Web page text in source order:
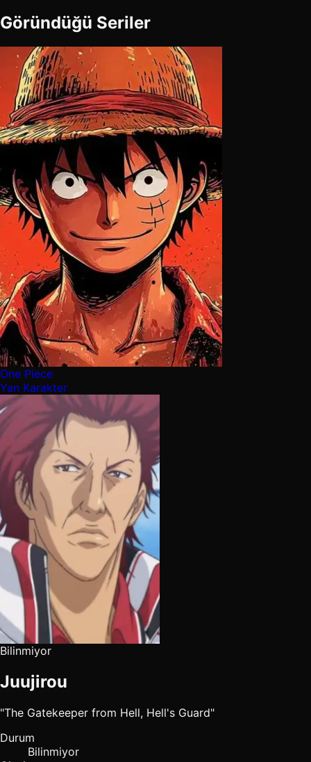
Göründüğü Seriler
One Piece
Yan Karakter
Bilinmiyor
Juujirou
"The Gatekeeper from Hell, Hell's Guard"
Durum
Bilinmiyor